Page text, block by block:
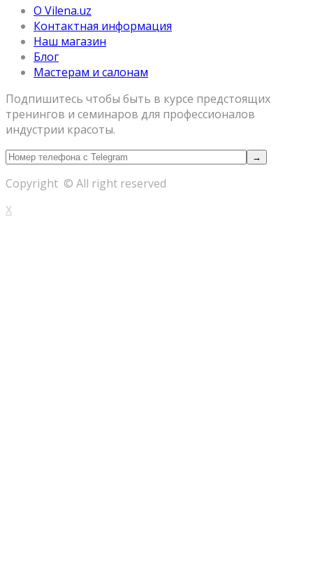
О Vilena.uz
Контактная информация
Наш магазин
Блог
Мастерам и салонам
Подпишитесь чтобы быть в курсе предстоящих
тренингов и семинаров для профессионалов
индустрии красоты.
Copyright © All right reserved
X